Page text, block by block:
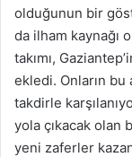
olduğunun bir
da ilham kaynağı
takımı,
ekledi. Onların bu
takdirle
yola çıkacak olan
yeni zaferler